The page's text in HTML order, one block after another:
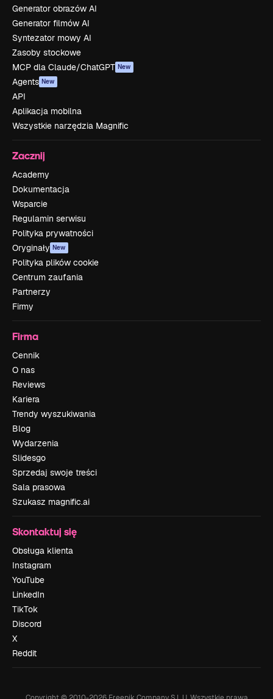
Generator obrazów AI
Generator filmów AI
Syntezator mowy AI
Zasoby stockowe
MCP dla Claude/ChatGPT New
Agents New
API
Aplikacja mobilna
Wszystkie narzędzia Magnific
Zacznij
Academy
Dokumentacja
Wsparcie
Regulamin serwisu
Polityka prywatności
Oryginały New
Polityka plików cookie
Centrum zaufania
Partnerzy
Firmy
Firma
Cennik
O nas
Reviews
Kariera
Trendy wyszukiwania
Blog
Wydarzenia
Slidesgo
Sprzedaj swoje treści
Sala prasowa
Szukasz magnific.ai
Skontaktuj się
Obsługa klienta
Instagram
YouTube
LinkedIn
TikTok
Discord
X
Reddit